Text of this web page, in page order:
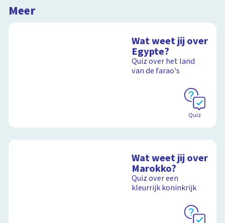
Meer
Wat weet jij over
Egypte?
Quiz over het land
van de farao's
Quiz
Wat weet jij over
Marokko?
Quiz over een
kleurrijk koninkrijk